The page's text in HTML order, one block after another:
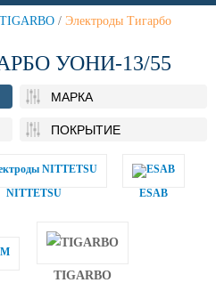
TIGARBO / Электроды Тигарбо
УОНИ-13/55
МАРКА
ПОКРЫТИЕ
NITTETSU ESAB
TIGARBO